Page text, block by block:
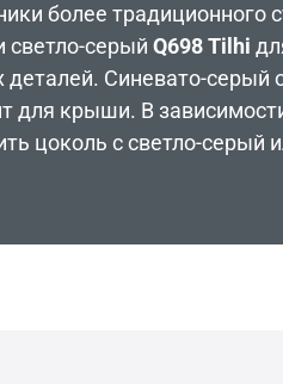
более традиционного
светло-серый Q698 Tilhi
деталей. Синевато-серый
для крыши. В
цоколь с светло-серый